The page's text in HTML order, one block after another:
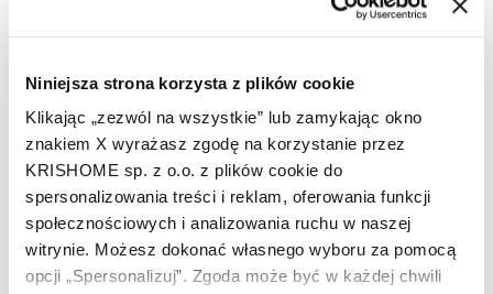
Niniejsza strona korzysta z plików cookie
Klikając „zezwól na wszystkie” lub zamykając okno
znakiem X wyrażasz zgodę na korzystanie przez
KRISHOME sp. z o.o. z plików cookie do
spersonalizowania treści i reklam, oferowania funkcji
społecznościowych i analizowania ruchu w naszej
witrynie. Możesz dokonać własnego wyboru za pomocą
opcji „Spersonalizuj”. Zgoda może być w każdej chwili
Dyrektor Sprzedaży Krajowej
Zawód montera stolarki
budowlanej? To się opłaca!